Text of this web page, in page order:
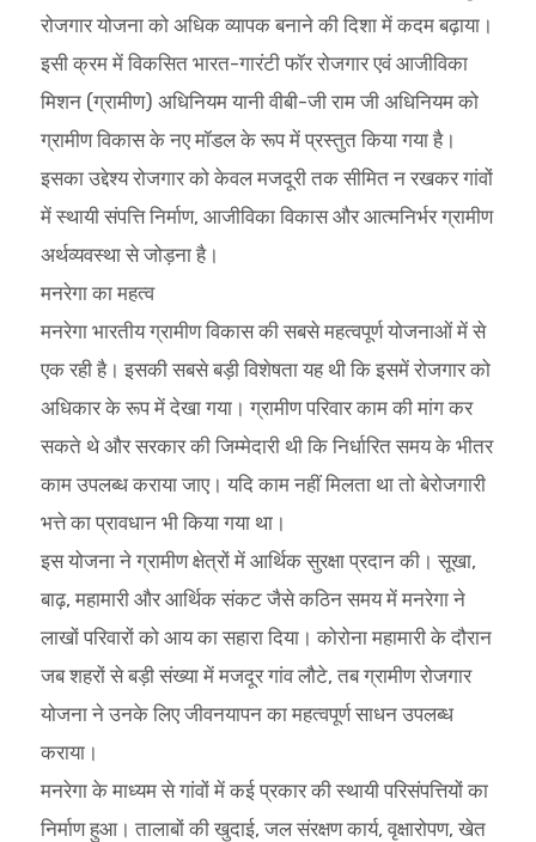
रोजगार योजना को अधिक व्यापक बनाने की दिशा में कदम बढ़ाया।
इसी क्रम में विकसित भारत-गारंटी फॉर रोजगार एवं आजीविका
मिशन (ग्रामीण) अधिनियम यानी वीबी-जी राम जी अधिनियम को
ग्रामीण विकास के नए मॉडल के रूप में प्रस्तुत किया गया है।
इसका उद्देश्य रोजगार को केवल मजदूरी तक सीमित न रखकर गांवों
में स्थायी संपत्ति निर्माण, आजीविका विकास और आत्मनिर्भर ग्रामीण
अर्थव्यवस्था से जोड़ना है।
मनरेगा का महत्व
मनरेगा भारतीय ग्रामीण विकास की सबसे महत्वपूर्ण योजनाओं में से
एक रही है। इसकी सबसे बड़ी विशेषता यह थी कि इसमें रोजगार को
अधिकार के रूप में देखा गया। ग्रामीण परिवार काम की मांग कर
सकते थे और सरकार की जिम्मेदारी थी कि निर्धारित समय के भीतर
काम उपलब्ध कराया जाए। यदि काम नहीं मिलता था तो बेरोजगारी
भत्ते का प्रावधान भी किया गया था।
इस योजना ने ग्रामीण क्षेत्रों में आर्थिक सुरक्षा प्रदान की। सूखा,
बाढ़, महामारी और आर्थिक संकट जैसे कठिन समय में मनरेगा ने
लाखों परिवारों को आय का सहारा दिया। कोरोना महामारी के दौरान
जब शहरों से बड़ी संख्या में मजदूर गांव लौटे, तब ग्रामीण रोजगार
योजना ने उनके लिए जीवनयापन का महत्वपूर्ण साधन उपलब्ध
कराया।
मनरेगा के माध्यम से गांवों में कई प्रकार की स्थायी परिसंपत्तियों का
निर्माण हुआ। तालाबों की खुदाई, जल संरक्षण कार्य, वृक्षारोपण, खेत